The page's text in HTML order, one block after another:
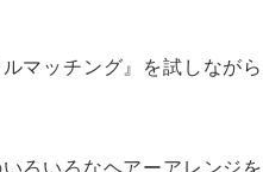
マッチング』を試しなが